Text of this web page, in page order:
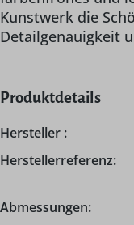
Kunstwerk die
Detailgenauigkeit
Produktdetails
Hersteller :
Herstellerreferenz:
Abmessungen: